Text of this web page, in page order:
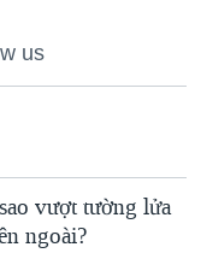
us
vượt tường lửa
ngoài?